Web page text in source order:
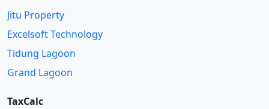
Jitu Property
Excelsoft Technology
Tidung Lagoon
Grand Lagoon
TaxCalc